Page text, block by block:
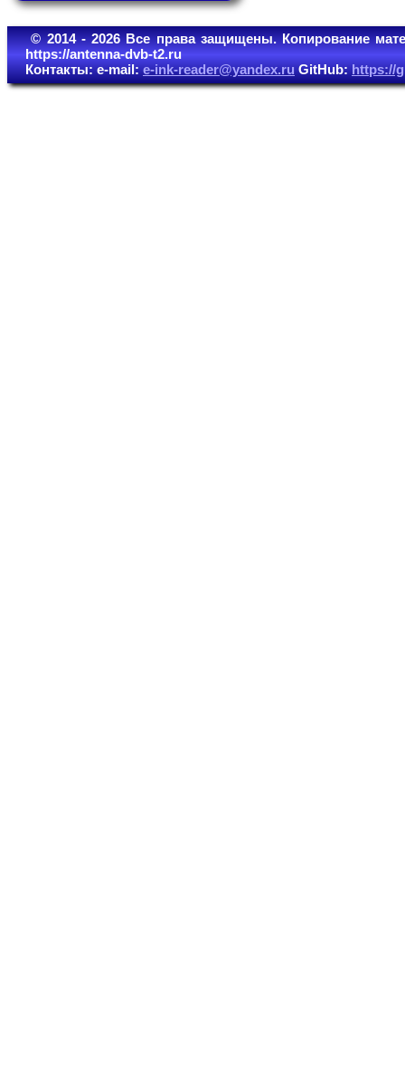
© 2014 - 2026 Все права защищены. Копирование
https://antenna-dvb-t2.ru
Контакты: e-mail:e-ink-reader@yandex.ruGitHub:https://